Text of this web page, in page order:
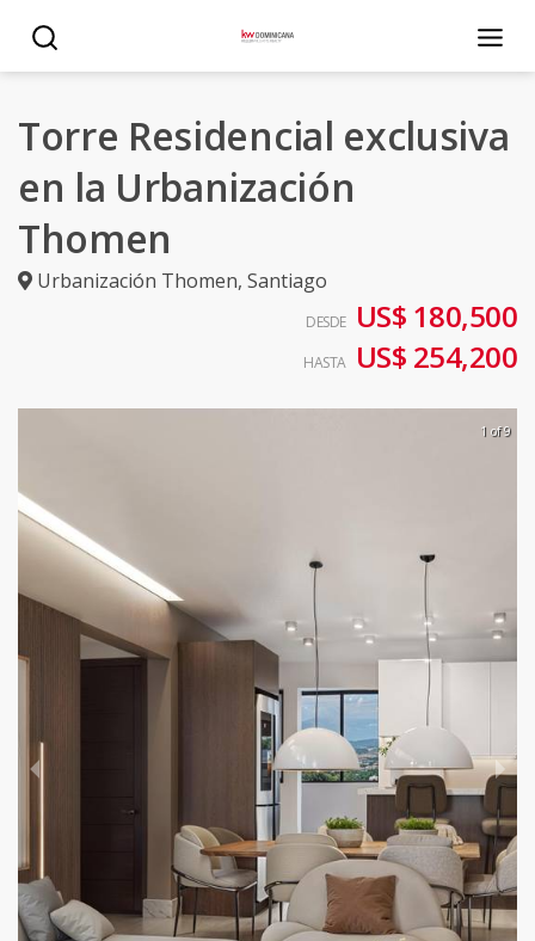
Torre Residencial exclusiva
en la Urbanización
Thomen
Urbanización Thomen, Santiago
DESDE US$ 180,500
HASTA US$ 254,200
1 of 9